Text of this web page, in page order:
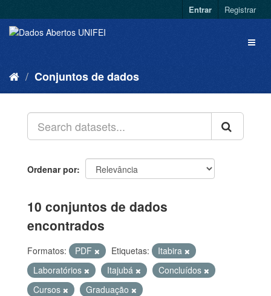
Entrar Registrar
Conjuntos de dados
Ordenar por
10 conjuntos de dados
encontrados
Formatos: PDF Etiquetas:
Itabira
Laboratórios
Itajubá
Concluídos
Cursos
Graduação